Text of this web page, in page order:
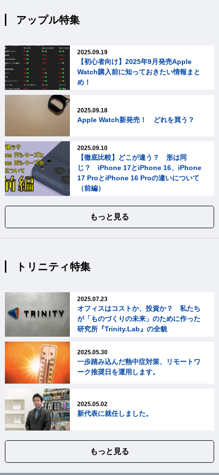
アップル特集
2025.09.19
【初心者向け】2025年9月発売Apple
Watch購入前に知っておきたい情報まと
め！
2025.09.18
Apple Watch新発売！ どれを買う？
2025.09.10
【徹底比較】どこが違う？ 形は同
じ？ iPhone 17とiPhone 16、iPhone
17 ProとiPhone 16 Proの違いについて
（前編）
もっと見る
トリニティ特集
2025.07.23
オフィスはコストか、投資か？ 私たち
が「ものづくりの未来」のために作った
研究所『Trinity.Lab』の全貌
2025.05.30
一歩踏み込んだ熱中症対策、リモートワ
ーク推奨日を運用します。
2025.05.02
新代表に就任しました。
もっと見る